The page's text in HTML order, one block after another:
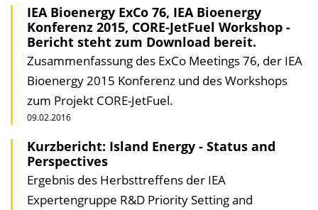
IEA Bioenergy ExCo 76, IEA Bioenergy
Konferenz 2015, CORE-JetFuel Workshop -
Bericht steht zum Download bereit.
Zusammenfassung des ExCo Meetings 76, der IEA
Bioenergy 2015 Konferenz und des Workshops
zum Projekt CORE-JetFuel.
09.02.2016
Kurzbericht: Island Energy - Status and
Perspectives
Ergebnis des Herbsttreffens der IEA
Expertengruppe R&D Priority Setting and